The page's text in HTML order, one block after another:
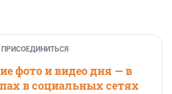
ПРИСОЕДИНИТЬСЯ
фото и видео дня — в
в социальных сетях